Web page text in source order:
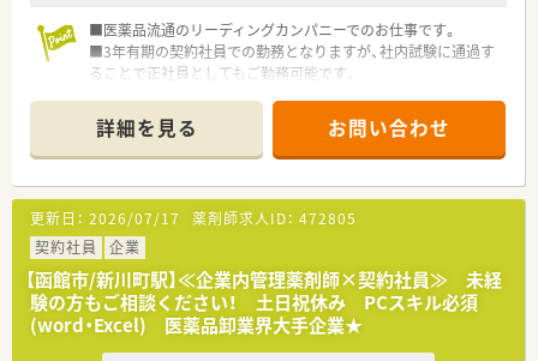
■医薬品流通のリーディングカンパニーでのお仕事です。
■3年有期の契約社員での勤務となりますが、社内試験に通過す
ることで正社員としてもご勤務可能です。
していただきます
■企業経験は不問ですが、業務上ではＰＣ操作があります。ワー
ド、エクセル等の操作が可能な方のご応募をお待ちしております
詳細を見る お問い合わせ
更新日： 2026/07/17 薬剤師求人ID： 472805
契約社員
企業
【函館市/新川町駅】≪企業内管理薬剤師×契約社員≫ 未経
験の方もご相談ください！ 土日祝休み PCスキル必須
(word・Excel) 医薬品卸業界大手企業★